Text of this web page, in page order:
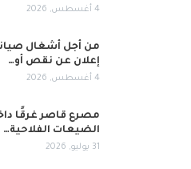
4 أغسطس, 2026
من أجل أشغال
إعلان عن نقص أو…
4 أغسطس, 2026
مصرع قاصر غرقًا
الضيعات الفلاحية…
31 يوليو, 2026